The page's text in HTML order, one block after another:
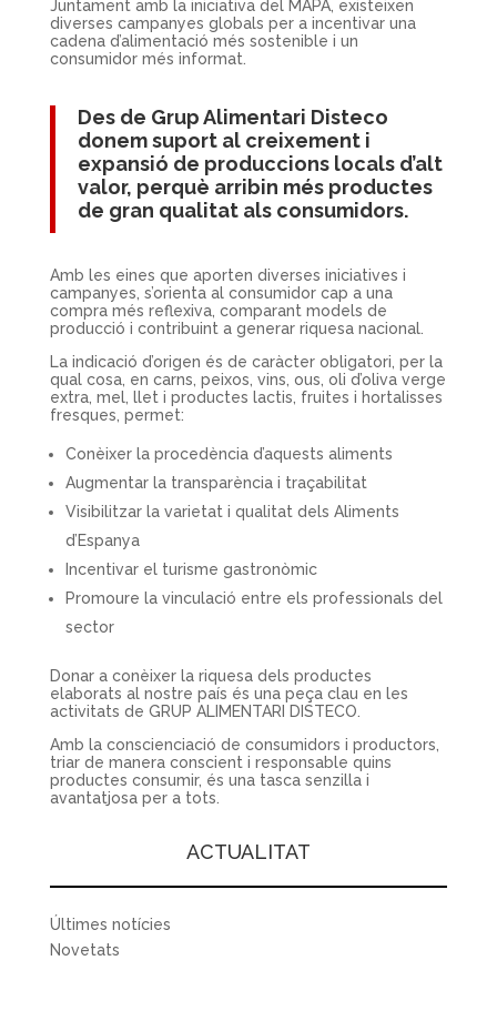
Juntament amb la iniciativa del MAPA, existeixen
diverses campanyes globals per a incentivar una
cadena d’alimentació més sostenible i un
consumidor més informat.
Des de Grup Alimentari Disteco
donem suport al creixement i
expansió de produccions locals d’alt
valor, perquè arribin més productes
de gran qualitat als consumidors.
Amb les eines que aporten diverses iniciatives i
campanyes, s’orienta al consumidor cap a una
compra més reflexiva, comparant models de
producció i contribuint a generar riquesa nacional.
La indicació d’origen és de caràcter obligatori, per la
qual cosa, en carns, peixos, vins, ous, oli d’oliva verge
extra, mel, llet i productes lactis, fruites i hortalisses
fresques, permet:
Conèixer la procedència d’aquests aliments
Augmentar la transparència i traçabilitat
Visibilitzar la varietat i qualitat dels Aliments
d’Espanya
Incentivar el turisme gastronòmic
Promoure la vinculació entre els professionals del
sector
Donar a conèixer la riquesa dels productes
elaborats al nostre país és una peça clau en les
activitats de GRUP ALIMENTARI DISTECO.
Amb la conscienciació de consumidors i productors,
triar de manera conscient i responsable quins
productes consumir, és una tasca senzilla i
avantatjosa per a tots.
ACTUALITAT
Últimes notícies
Novetats